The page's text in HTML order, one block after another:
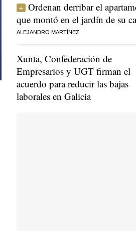
Ordenan derribar el
que montó en el jardín de su
ALEJANDRO MARTÍNEZ
Xunta, Confederación de
Empresarios y UGT firman el
acuerdo para reducir las bajas
laborales en Galicia